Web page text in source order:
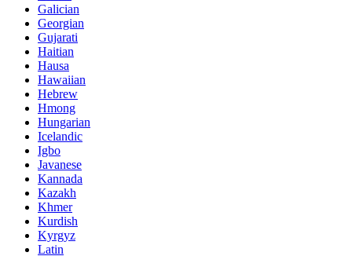
Galician
Georgian
Gujarati
Haitian
Hausa
Hawaiian
Hebrew
Hmong
Hungarian
Icelandic
Igbo
Javanese
Kannada
Kazakh
Khmer
Kurdish
Kyrgyz
Latin